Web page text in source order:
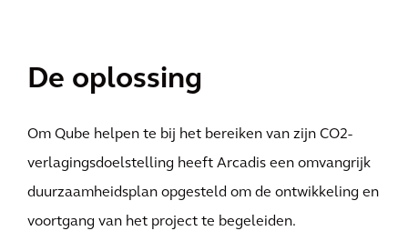
De oplossing
Om Qube helpen te bij het bereiken van zijn CO2-
verlagingsdoelstelling heeft Arcadis een omvangrijk
duurzaamheidsplan opgesteld om de ontwikkeling en
voortgang van het project te begeleiden.